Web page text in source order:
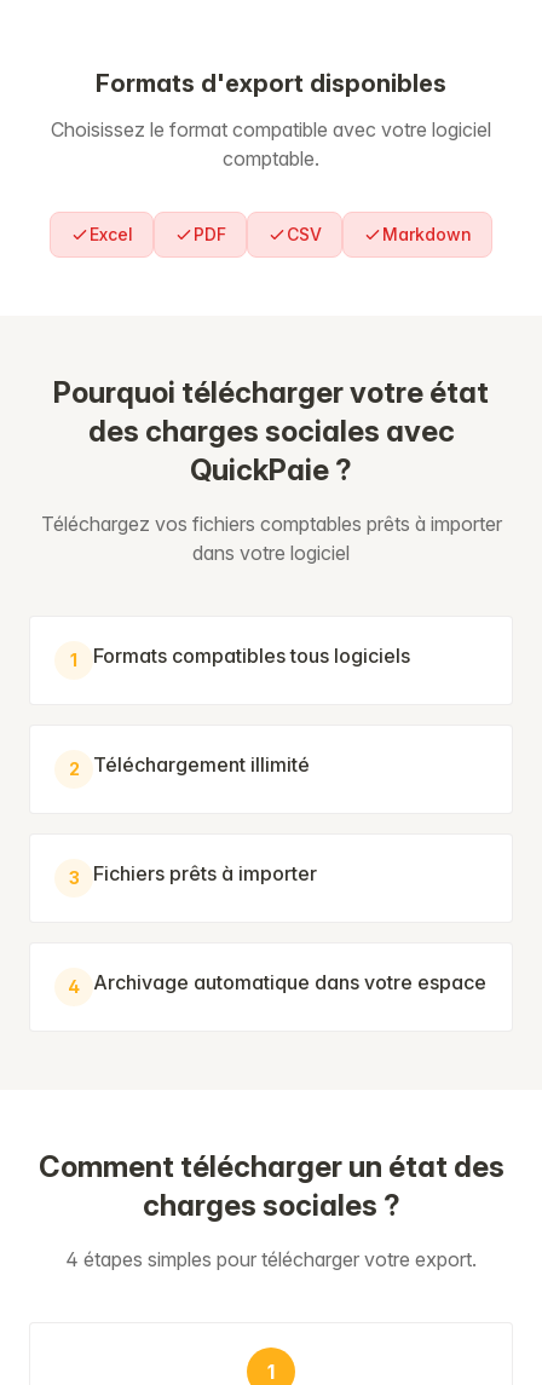
Formats d'export disponibles
Choisissez le format compatible avec votre logiciel
comptable.
Excel PDF CSV Markdown
Pourquoi télécharger votre état
des charges sociales avec
QuickPaie ?
Téléchargez vos fichiers comptables prêts à importer
dans votre logiciel
1 Formats compatibles tous logiciels
2 Téléchargement illimité
3 Fichiers prêts à importer
4 Archivage automatique dans votre espace
Comment télécharger un état des
charges sociales ?
4 étapes simples pour télécharger votre export.
1